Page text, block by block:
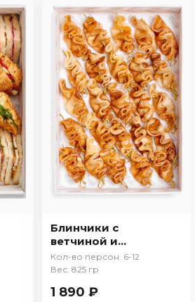
Блинчики с
ветчиной и
сыром
Кол-во персон: 6-12
Вес: 825 гр
1 890 ₽